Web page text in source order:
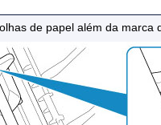
de papel além da marca